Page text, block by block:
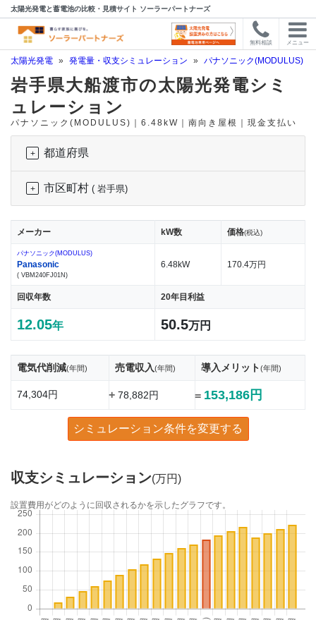
太陽光発電と蓄電池の比較・見積サイト ソーラーパートナーズ
無料相談 メニュー
太陽光発電 » 発電量・収支シミュレーション » パナソニック(MODULUS)
岩手県大船渡市の太陽光発電シミ
ュレーション
パナソニック(MODULUS)｜6.48kW｜南向き屋根｜現金支払い
都道府県
市区町村 ( 岩手県)
メーカー kW数 価格(税込)
パナソニック(MODULUS)
Panasonic
( VBM240FJ01N)
6.48kW 170.4万円
回収年数 20年目利益
12.05年 50.5万円
電気代削減(年間) 売電収入(年間) 導入メリット(年間)
74,304円 +78,882円 = 153,186円
シミュレーション条件を変更する
収支シミュレーション(万円)
設置費用がどのように回収されるかを示したグラフです。